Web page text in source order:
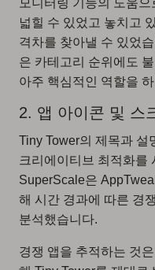
모니터링 기능의 도움
넓힐 수 있었고 놓치고
격차를 찾아낼 수 있었
은 카테고리 순위에도
아주 핵심적인 역할을
2. 앱 아이콘 및 스
Tiny Tower의 제목과
크리에이티브 최적화를
SuperScale은
해 시간 경과에 따른 경
분석했습니다.
경쟁 앱을 추적하는 것